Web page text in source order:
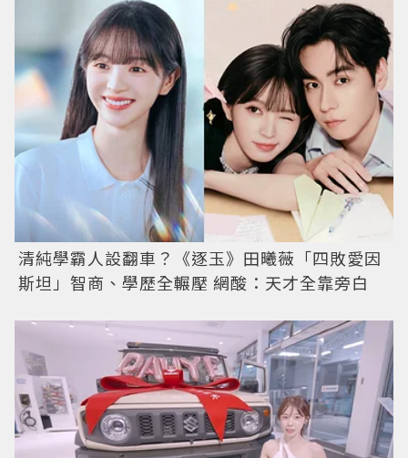
清純學霸人設翻車？《逐玉》田曦薇「四敗愛因
斯坦」智商、學歷全輾壓 網酸：天才全靠旁白